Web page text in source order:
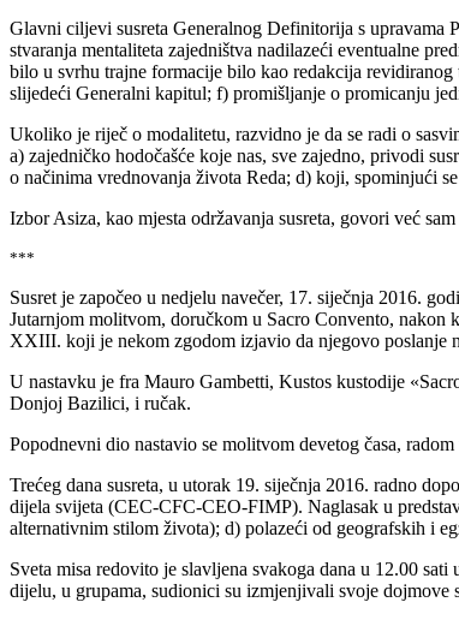
Glavni ciljevi susreta Generalnog Definitorija s upravama
stvaranja mentaliteta zajedništva nadilazeći eventualne
bilo u svrhu trajne formacije bilo kao redakcija
slijedeći Generalni kapitul; f) promišljanje o promicanju
Ukoliko je riječ o modalitetu, razvidno je da se radi o
a) zajedničko hodočašće koje nas, sve zajedno, privodi
o načinima vrednovanja života Reda; d) koji, spominjući
Izbor Asiza, kao mjesta održavanja susreta, govori već sam
***
Susret je započeo u nedjelu navečer, 17. siječnja 2016.
Jutarnjom molitvom, doručkom u Sacro Convento, nakon
XXIII. koji je nekom zgodom izjavio da njegovo poslanje
U nastavku je fra Mauro Gambetti, Kustos kustodije
Donjoj Bazilici, i ručak.
Popodnevni dio nastavio se molitvom devetog časa,
Trećeg dana susreta, u utorak 19. siječnja 2016. radno
dijela svijeta (CEC-CFC-CEO-FIMP). Naglasak u
alternativnim stilom života); d) polazeći od geografskih i
Sveta misa redovito je slavljena svakoga dana u 12.00
dijelu, u grupama, sudionici su izmjenjivali svoje dojmove